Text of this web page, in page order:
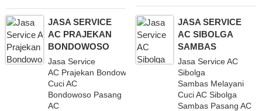
JASA SERVICE
AC PRAJEKAN
BONDOWOSO
Jasa Service
AC Prajekan Bondowoso Melayani
Cuci AC
Bondowoso Pasang
AC
JASA SERVICE
AC SIBOLGA
SAMBAS
Jasa Service AC
Sibolga
Sambas Melayani
Cuci AC Sibolga
Sambas Pasang AC